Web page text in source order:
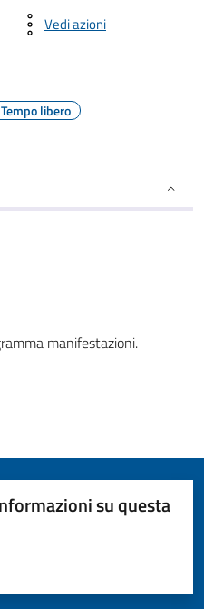
Vedi azioni
Tempo libero
manifestazioni.
su questa
su 5